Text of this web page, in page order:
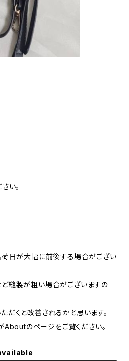
い。
荷日が大幅に前後する場合がござい
縫製が粗い場合がございますの
くと改善されるかと思います。
のページをご覧ください。